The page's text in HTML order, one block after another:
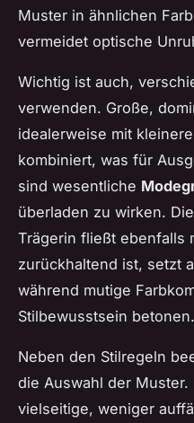
Muster in ähnlichen
vermeidet optische
Wichtig ist auch,
verwenden. Große,
idealerweise mit
kombiniert, was für
sind wesentliche
überladen zu wirken.
Trägerin fließt ebenfalls
zurückhaltend ist, setzt
während mutige
Stilbewusstsein betonen.
Neben den Stilregeln
die Auswahl der
vielseitige, weniger